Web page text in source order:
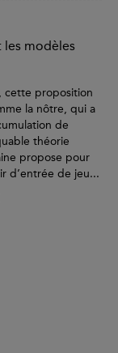
les modèles
cette proposition
la nôtre, qui a
de
théorie
propose pour
d’entrée de jeu...